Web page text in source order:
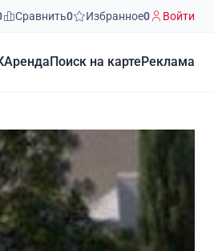
Сравнить0 Избранное0 Войти
Аренда Поиск на карте Реклама